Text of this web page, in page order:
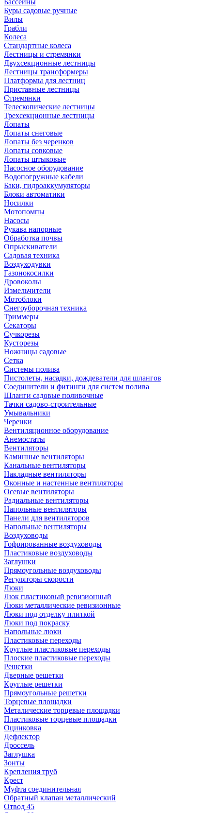
Бассейны
Буры садовые ручные
Вилы
Грабли
Колеса
Стандартные колеса
Лестницы и стремянки
Двухсекционные лестницы
Лестницы трансформеры
Платформы для лестниц
Приставные лестницы
Стремянки
Телескопические лестницы
Трехсекционные лестницы
Лопаты
Лопаты снеговые
Лопаты без черенков
Лопаты совковые
Лопаты штыковые
Насосное оборудование
Водопогружные кабели
Баки, гидроаккумуляторы
Блоки автоматики
Носилки
Мотопомпы
Насосы
Рукава напорные
Обработка почвы
Опрыскиватели
Садовая техника
Воздуходувки
Газонокосилки
Дровоколы
Измельчители
Мотоблоки
Снегоуборочная техника
Триммеры
Секаторы
Сучкорезы
Кусторезы
Ножницы садовые
Сетка
Системы полива
Пистолеты, насадки, дождеватели для шлангов
Соединители и фитинги для систем полива
Шланги садовые поливочные
Тачки садово-строительные
Умывальники
Черенки
Вентиляционное оборудование
Анемостаты
Вентиляторы
Каминные вентиляторы
Канальные вентиляторы
Накладные вентиляторы
Оконные и настенные вентиляторы
Осевые вентиляторы
Радиальные вентиляторы
Напольные вентиляторы
Панели для вентиляторов
Напольные вентиляторы
Воздуховоды
Гофрированные воздуховоды
Пластиковые воздуховоды
Заглушки
Прямоугольные воздуховоды
Регуляторы скорости
Люки
Люк пластиковый ревизионный
Люки металлические ревизионные
Люки под отделку плиткой
Люки под покраску
Напольные люки
Пластиковые переходы
Круглые пластиковые переходы
Плоские пластиковые переходы
Решетки
Дверные решетки
Круглые решетки
Прямоугольные решетки
Торцевые площадки
Металические торцевые площадки
Пластиковые торцевые площадки
Оцинковка
Дефлектор
Дроссель
Заглушка
Зонты
Крепления труб
Крест
Муфта соединительная
Обратный клапан металлический
Отвод 45